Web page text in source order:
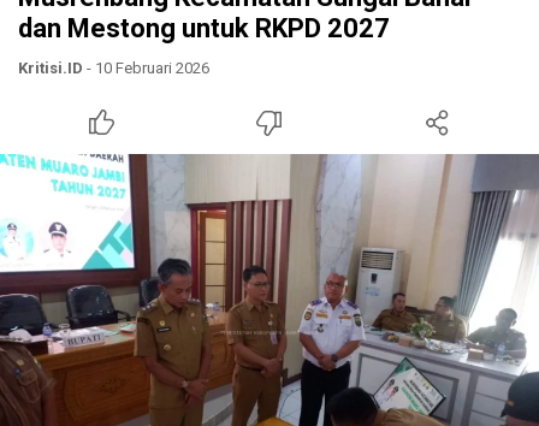
dan Mestong untuk RKPD 2027
Kritisi.ID - 10 Februari 2026